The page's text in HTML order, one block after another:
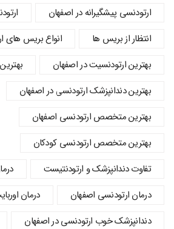
ارتودنسی پیشگیرانه در اصفهان
انتظار از بریس ها
انواع بریس های
بهترین ارتودنسیت در اصفهان
بهترین دندانپزشک ارتودنسی در اصفهان
بهترین متخصص ارتودنسی اصفهان
بهترین متخصص ارتودنسی کودکان
تفاوت دندانپزشک و ارتودنتیست
درمان ارتودنسی اصفهان
درمان
دندانپزشک خوب ارتودنسی در اصفهان